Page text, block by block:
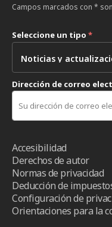
Campos marcados con *
Seleccione un tipo *
Dirección de correo
Accesibilidad
Derechos de autor
Normas de privacidad
Deducción de
Configuración de
Orientaciones para la